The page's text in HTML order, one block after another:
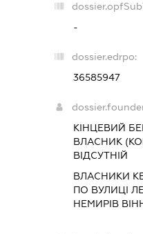
-
dossier.edrpo:
36585947
КІНЦЕВИЙ
ВЛАСНИК
ВІДСУТНІЙ
ВЛАСНИКИ
ПО ВУЛИЦІ
НЕМИРІВ